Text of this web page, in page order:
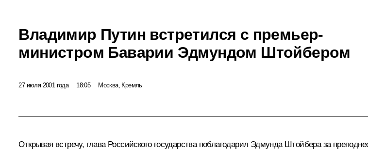
Владимир Путин встретился с премьер-
министром Баварии Эдмундом Штойбером
27 июля 2001 года 18:05 Москва, Кремль
Открывая встречу, глава Российского государства поблагодарил Эдмунда Штойбера за